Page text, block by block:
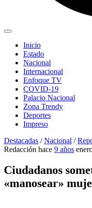
Inicio
Estado
Nacional
Internacional
Enfoque TV
COVID-19
Palacio Nacional
Zona Trendy
Deportes
Impreso
Destacadas /Nacional /
Redacción hace 9 años
Ciudadanos
«manosear»